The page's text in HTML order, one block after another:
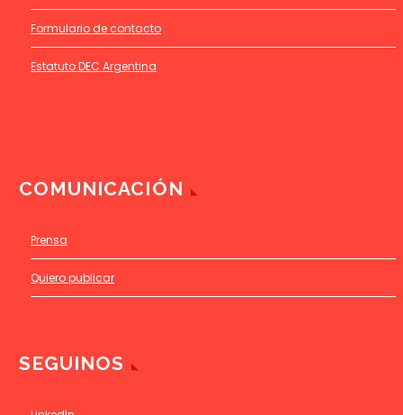
Formulario de contacto
Estatuto DEC Argentina
COMUNICACIÓN
Prensa
Quiero publicar
SEGUINOS